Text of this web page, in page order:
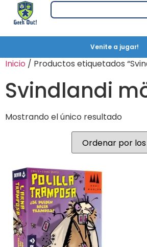
Venite a jugar!
Inicio / Productos etiquetados
Svindlandi
Mostrando el único resultado